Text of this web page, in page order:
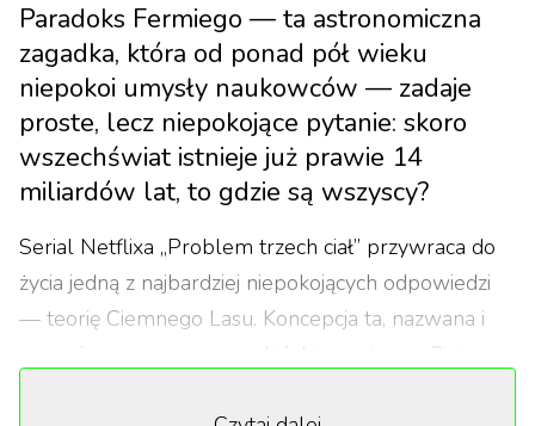
Paradoks Fermiego — ta astronomiczna
zagadka, która od ponad pół wieku
niepokoi umysły naukowców — zadaje
proste, lecz niepokojące pytanie: skoro
wszechświat istnieje już prawie 14
miliardów lat, to gdzie są wszyscy?
Serial Netflixa „Problem trzech ciał” przywraca do
życia jedną z najbardziej niepokojących odpowiedzi
— teorię Ciemnego Lasu. Koncepcja ta, nazwana i
spopularyzowana przez chińskiego pisarza Cixina